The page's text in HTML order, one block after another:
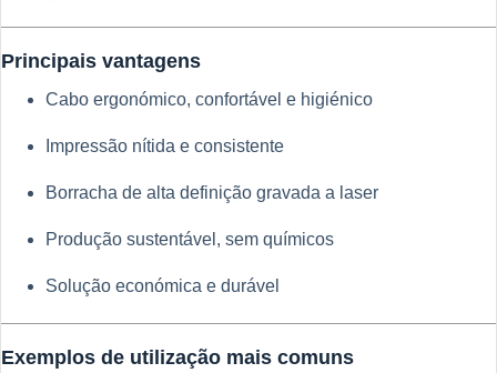
Principais vantagens
Cabo ergonómico, confortável e higiénico
Impressão nítida e consistente
Borracha de alta definição gravada a laser
Produção sustentável, sem químicos
Solução económica e durável
Exemplos de utilização mais comuns